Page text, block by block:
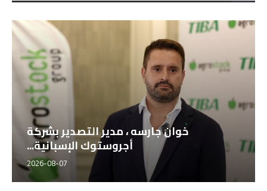
خوان جارسه ، مدير التصدير بشركة
أجروستوك الإسبانية...
2026-08-07